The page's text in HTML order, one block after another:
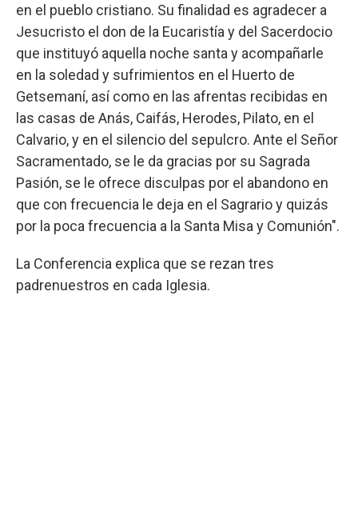
en el pueblo cristiano. Su finalidad es agradecer a
Jesucristo el don de la Eucaristía y del Sacerdocio
que instituyó aquella noche santa y acompañarle
en la soledad y sufrimientos en el Huerto de
Getsemaní, así como en las afrentas recibidas en
las casas de Anás, Caifás, Herodes, Pilato, en el
Calvario, y en el silencio del sepulcro. Ante el Señor
Sacramentado, se le da gracias por su Sagrada
Pasión, se le ofrece disculpas por el abandono en
que con frecuencia le deja en el Sagrario y quizás
por la poca frecuencia a la Santa Misa y Comunión".
La Conferencia explica que se rezan tres
padrenuestros en cada Iglesia.